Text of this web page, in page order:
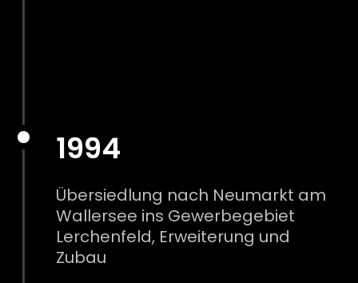
1994
Übersiedlung nach Neumarkt am
Wallersee ins Gewerbegebiet
Lerchenfeld, Erweiterung und
Zubau